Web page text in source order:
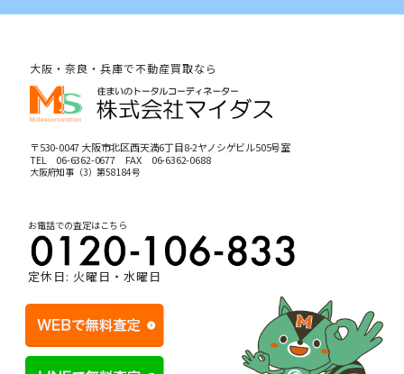
大阪・奈良・兵庫で不動産買取なら
〒530-0047 大阪市北区西天満6丁目8-2ヤノシゲビル505号室
TEL 06-6362-0677FAX 06-6362-0688
大阪府知事（3）第58184号
お電話での査定はこちら
定休日: 火曜日・水曜日